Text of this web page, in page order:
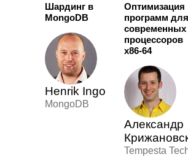
Шардинг в
MongoDB
Henrik Ingo
MongoDB
Оптимизация
программ
современных
процессоров
x86-64
Александр
Tempesta